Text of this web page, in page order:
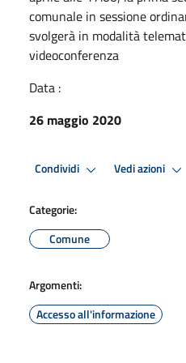
comunale in sessione
svolgerà in modalità
videoconferenza
Data :
26 maggio 2020
Condividi Vedi azioni
Categorie:
Comune
Argomenti:
Accesso all'informazione